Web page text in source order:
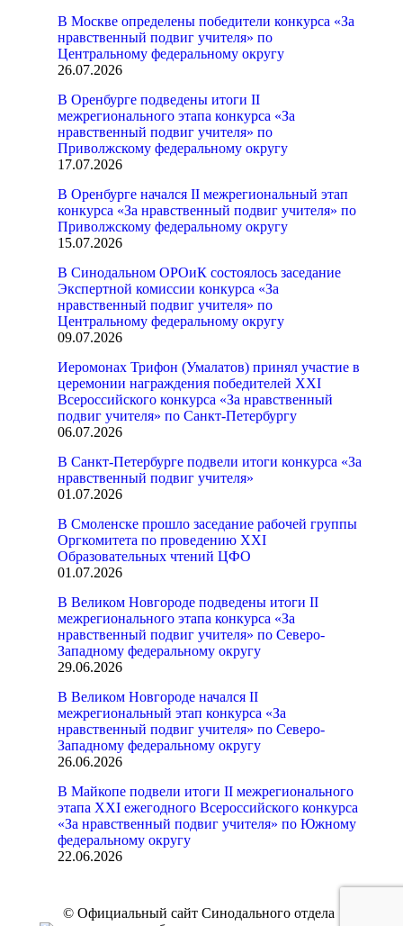
В Москве определены победители конкурса «За
нравственный подвиг учителя» по
Центральному федеральному округу
26.07.2026
В Оренбурге подведены итоги II
межрегионального этапа конкурса «За
нравственный подвиг учителя» по
Приволжскому федеральному округу
17.07.2026
В Оренбурге начался II межрегиональный этап
конкурса «За нравственный подвиг учителя» по
Приволжскому федеральному округу
15.07.2026
В Синодальном ОРОиК состоялось заседание
Экспертной комиссии конкурса «За
нравственный подвиг учителя» по
Центральному федеральному округу
09.07.2026
Иеромонах Трифон (Умалатов) принял участие в
церемонии награждения победителей XXI
Всероссийского конкурса «За нравственный
подвиг учителя» по Санкт-Петербургу
06.07.2026
В Санкт-Петербурге подвели итоги конкурса «За
нравственный подвиг учителя»
01.07.2026
В Смоленске прошло заседание рабочей группы
Оргкомитета по проведению XXI
Образовательных чтений ЦФО
01.07.2026
В Великом Новгороде подведены итоги II
межрегионального этапа конкурса «За
нравственный подвиг учителя» по Северо-
Западному федеральному округу
29.06.2026
В Великом Новгороде начался II
межрегиональный этап конкурса «За
нравственный подвиг учителя» по Северо-
Западному федеральному округу
26.06.2026
В Майкопе подвели итоги II межрегионального
этапа XXI ежегодного Всероссийского конкурса
«За нравственный подвиг учителя» по Южному
федеральному округу
22.06.2026
© Официальный сайт Синодального отдела